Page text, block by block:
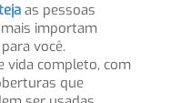
as pessoas
importam
para você.
vida completo, com
que